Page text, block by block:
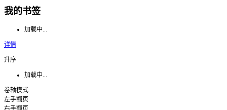
我的书签
加载中...
详情
升序
加载中...
卷轴模式
左手翻页
右手翻页